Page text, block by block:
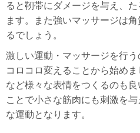
ると靭帯にダメージを与え、
ます。また強いマッサージは
るでしょう。
激しい運動・マッサージを行
コロコロ変えることから始め
など様々な表情をつくるのも
ことで小さな筋肉にも刺激を
な運動となります。